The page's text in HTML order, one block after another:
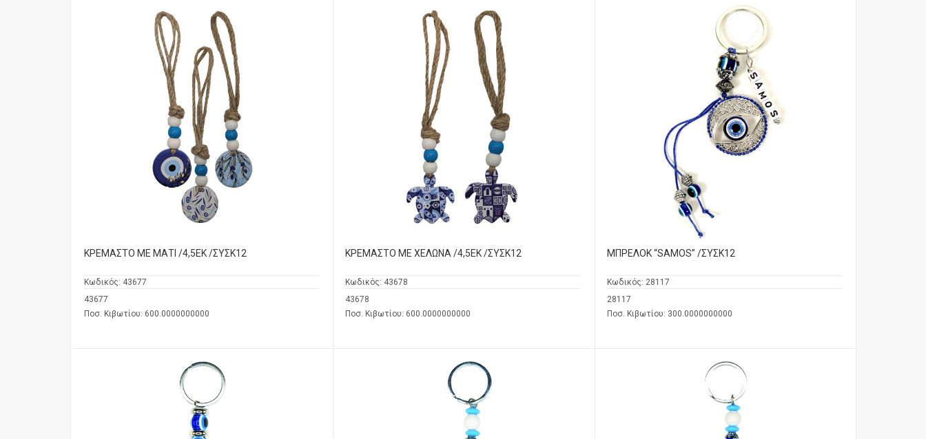
ΚΡΕΜΑΣΤΟ ΜΕ ΜΑΤΙ /4,5ΕΚ /ΣΥΣΚ12
Κωδικός: 43677
43677
Ποσ. Κιβωτίου: 600.0000000000
ΚΡΕΜΑΣΤΟ ΜΕ ΧΕΛΩΝΑ /4,5ΕΚ /ΣΥΣΚ12
Κωδικός: 43678
43678
Ποσ. Κιβωτίου: 600.0000000000
ΜΠΡΕΛΟΚ “SAMOS” /ΣΥΣΚ12
Κωδικός: 28117
28117
Ποσ. Κιβωτίου: 300.0000000000